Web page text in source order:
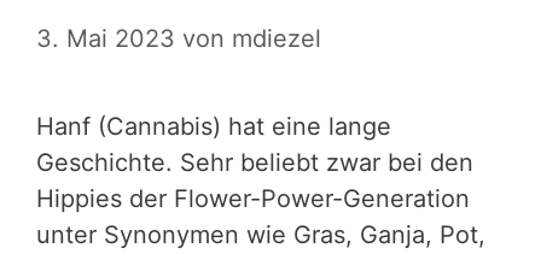
3. Mai 2023 von mdiezel
Hanf (Cannabis) hat eine lange
Geschichte. Sehr beliebt zwar bei den
Hippies der Flower-Power-Generation
unter Synonymen wie Gras, Ganja, Pot,